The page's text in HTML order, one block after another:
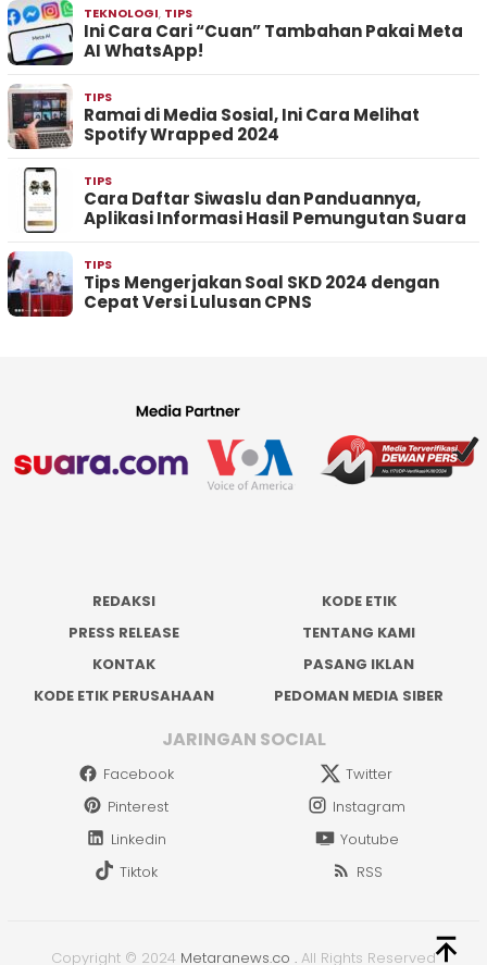
TEKNOLOGI, TIPS
Ini Cara Cari “Cuan” Tambahan Pakai Meta
AI WhatsApp!
TIPS
Ramai di Media Sosial, Ini Cara Melihat
Spotify Wrapped 2024
TIPS
Cara Daftar Siwaslu dan Panduannya,
Aplikasi Informasi Hasil Pemungutan Suara
TIPS
Tips Mengerjakan Soal SKD 2024 dengan
Cepat Versi Lulusan CPNS
REDAKSI
KODE ETIK
PRESS RELEASE
TENTANG KAMI
KONTAK
PASANG IKLAN
KODE ETIK PERUSAHAAN
PEDOMAN MEDIA SIBER
JARINGAN SOCIAL
Facebook
Twitter
Pinterest
Instagram
Linkedin
Youtube
Tiktok
RSS
Copyright © 2024 Metaranews.co . All Rights Reserved